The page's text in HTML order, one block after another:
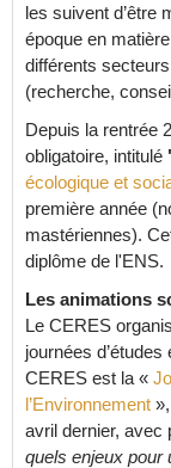
les suivent d’être
époque en
différents
(recherche,
Depuis la rentrée
obligatoire, intitulé
écologique et
première année
mastériennes).
diplôme de l'ENS.
Les animations
Le CERES
journées
CERES est la «
l’Environnement
avril dernier, avec
quels enjeux pour